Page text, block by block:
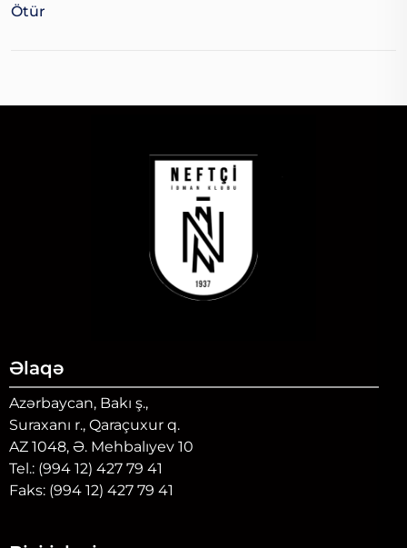
Ötür
Əlaqə
Azərbaycan, Bakı ş.,
Suraxanı r., Qaraçuxur q.
AZ 1048, Ə. Mehbalıyev 10
Tel.: (994 12) 427 79 41
Faks: (994 12) 427 79 41